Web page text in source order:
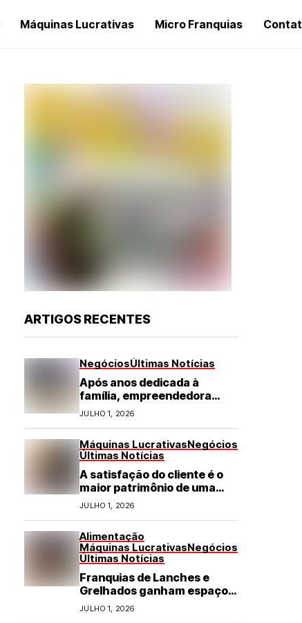
Máquinas Lucrativas Micro Franquias
ARTIGOS RECENTES
NegóciosÚltimas Notícias
Após anos dedicada à
família, empreendedora
transforma franquia de
turismo em negócio de
JULHO 1, 2026
Máquinas LucrativasNegócios
Últimas Notícias
A satisfação do cliente é o
maior patrimônio de uma
franquia
JULHO 1, 2026
Alimentação
Máquinas LucrativasNegócios
Últimas Notícias
Franquias de Lanches e
Grelhados ganham espaço
com demanda por refeições
rápidas e de qualidade
JULHO 1, 2026